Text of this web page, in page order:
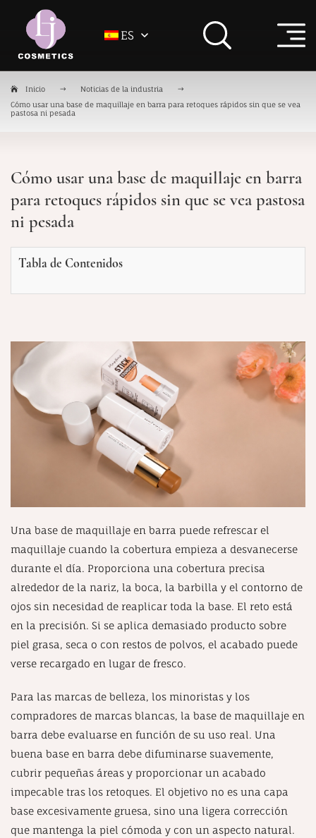
ES
Inicio
Noticias de la industria
Cómo usar una base de maquillaje en barra para retoques rápidos sin que se vea
pastosa ni pesada
Cómo usar una base de maquillaje en barra
para retoques rápidos sin que se vea pastosa
ni pesada
Tabla de Contenidos
Una base de maquillaje en barra puede refrescar el
maquillaje cuando la cobertura empieza a desvanecerse
durante el día. Proporciona una cobertura precisa
alrededor de la nariz, la boca, la barbilla y el contorno de
ojos sin necesidad de reaplicar toda la base. El reto está
en la precisión. Si se aplica demasiado producto sobre
piel grasa, seca o con restos de polvos, el acabado puede
verse recargado en lugar de fresco.
Para las marcas de belleza, los minoristas y los
compradores de marcas blancas, la base de maquillaje en
barra debe evaluarse en función de su uso real. Una
buena base en barra debe difuminarse suavemente,
cubrir pequeñas áreas y proporcionar un acabado
impecable tras los retoques. El objetivo no es una capa
base excesivamente gruesa, sino una ligera corrección
que mantenga la piel cómoda y con un aspecto natural.